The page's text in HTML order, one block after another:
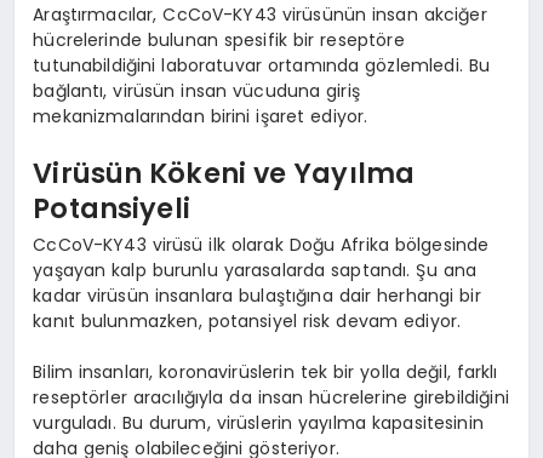
Araştırmacılar, CcCoV-KY43 virüsünün insan akciğer
hücrelerinde bulunan spesifik bir reseptöre
tutunabildiğini laboratuvar ortamında gözlemledi. Bu
bağlantı, virüsün insan vücuduna giriş
mekanizmalarından birini işaret ediyor.
Virüsün Kökeni ve Yayılma
Potansiyeli
CcCoV-KY43 virüsü ilk olarak Doğu Afrika bölgesinde
yaşayan kalp burunlu yarasalarda saptandı. Şu ana
kadar virüsün insanlara bulaştığına dair herhangi bir
kanıt bulunmazken, potansiyel risk devam ediyor.
Bilim insanları, koronavirüslerin tek bir yolla değil, farklı
reseptörler aracılığıyla da insan hücrelerine girebildiğini
vurguladı. Bu durum, virüslerin yayılma kapasitesinin
daha geniş olabileceğini gösteriyor.